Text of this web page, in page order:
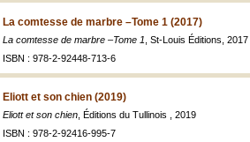
La comtesse de marbre –Tome 1 (2017)
La comtesse de marbre –Tome 1 , St-Louis Éditions, 2017
ISBN : 978-2-92448-713-6
Eliott et son chien (2019)
Eliott et son chien , Éditions du Tullinois , 2019
ISBN : 978-2-92416-995-7